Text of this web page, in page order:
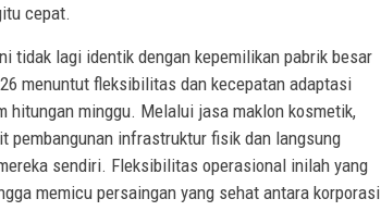
cepat.
tidak lagi identik dengan kepemilikan pabrik besar
menuntut fleksibilitas dan kecepatan adaptasi
hitungan minggu. Melalui jasa maklon kosmetik,
pembangunan infrastruktur fisik dan langsung
sendiri. Fleksibilitas operasional inilah yang
memicu persaingan yang sehat antara korporasi